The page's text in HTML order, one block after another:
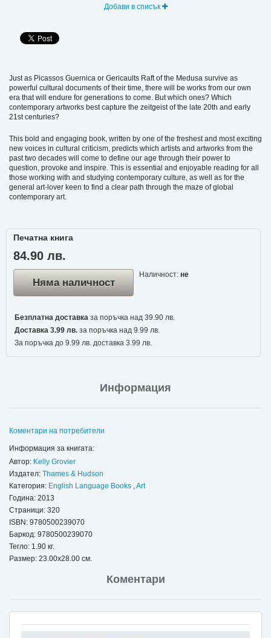
Добави в списък
Just as Picassos Guernica or Gericaults Raft of the Medusa survive as
powerful cultural documents of their time, there will be works from our own
era that will endure for generations to come. But which ones? Which
contemporary artworks best capture the zeitgeist of the late 20th and early
21st centuries?
This bold and engaging book, written by one of the freshest and most exciting
new voices in cultural criticism, predicts which artists and artworks from the
past two decades will come to define our age through their power to
question, provoke and inspire. This is essential and enjoyable reading for all
those working with and studying contemporary culture, as well as for the
general art-lover keen to find a clear path through the maze of global
contemporary art.
Печатна книга
84.90 лв.
Няма наличност
Наличност: не
Безплатна доставказа поръчка над 39.90 лв.
Доставка 3.99 лв.за поръчка над 9.99 лв.
За поръчка до 9.99 лв. доставка 3.99 лв.
Информация
Коментари на потребители
Информация за книгата:
Автор: Kelly Grovier
Издател: Thames & Hudson
Категория: English Language Books ,Art
Година: 2013
Страници: 320
ISBN: 9780500239070
Баркод: 9780500239070
Тегло: 1.90 кг.
Размер: 23.00x28.00 см.
Коментари